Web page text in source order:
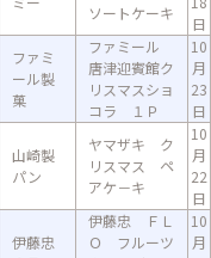
ソートケーキ
日
ファミ
ール製
菓
ファミール
唐津迎賓館ク
リスマスショ
コラ １Ｐ
10
月
23
日
山崎製
パン
ヤマザキ ク
リスマス ペ
アケ－キ
10
月
22
日
伊藤忠
伊藤忠 ＦＬ
Ｏ フルーツ
10
月